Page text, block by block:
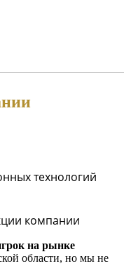
технологий
компании
на рынке
области, но мы не